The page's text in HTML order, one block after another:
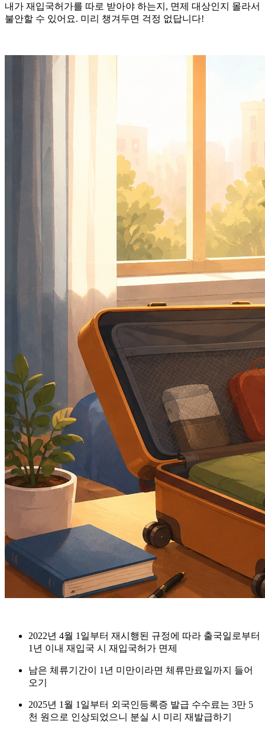
내가 재입국허가를 따로 받아야 하는지, 면제 대상인지 몰라서
불안할 수 있어요. 미리 챙겨두면 걱정 없답니다!
2022년 4월 1일부터 재시행된 규정에 따라 출국일로부터
1년 이내 재입국 시 재입국허가 면제
남은 체류기간이 1년 미만이라면 체류만료일까지
들어
오기
2025년 1월 1일부터 외국인등록증 발급 수수료는 3만 5
천 원 으로 인상되었으니 분실 시 미리 재발급하기